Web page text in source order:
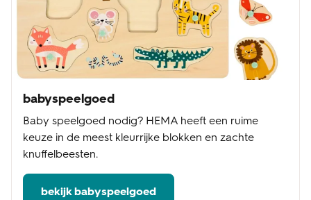
babyspeelgoed
Baby speelgoed nodig? HEMA heeft een ruime
keuze in de meest kleurrijke blokken en zachte
knuffelbeesten.
bekijk babyspeelgoed